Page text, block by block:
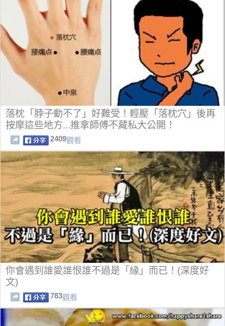
落枕「脖子動不了」好難受！輕壓「落枕穴」後再
按摩這些地方...推拿師傅不藏私大公開！
2409觀看
你會遇到誰愛誰恨誰不過是「緣」而已！(深度好
文)
783觀看